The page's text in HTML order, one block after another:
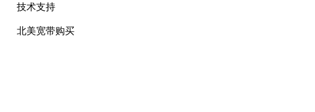
技术支持
北美宽带购买